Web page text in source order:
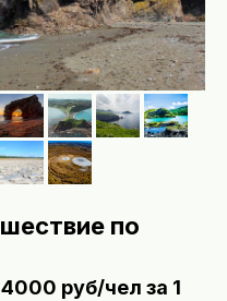
по
руб/чел за 1